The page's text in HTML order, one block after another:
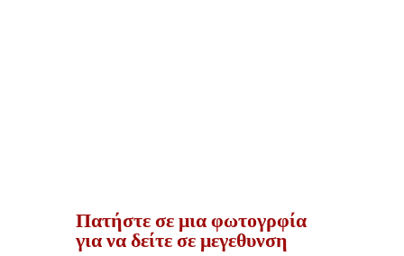
Πατήστε σε μια φωτογρφία
για να δείτε σε μεγεθυνση